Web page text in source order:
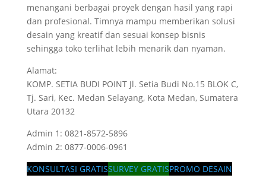
menangani berbagai proyek dengan hasil yang rapi
dan profesional. Timnya mampu memberikan solusi
desain yang kreatif dan sesuai konsep bisnis
sehingga toko terlihat lebih menarik dan nyaman.
Alamat:
KOMP. SETIA BUDI POINT Jl. Setia Budi No.15 BLOK C,
Tj. Sari, Kec. Medan Selayang, Kota Medan, Sumatera
Utara 20132
Admin 1: 0821-8572-5896
Admin 2: 0877-0006-0961
KONSULTASI GRATISSURVEY GRATISPROMO DESAIN